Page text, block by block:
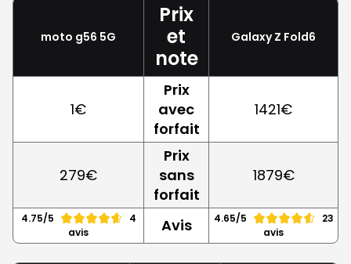
moto g56 5G
Prix
et
note
Galaxy Z Fold6
1€
Prix
avec
forfait
1421€
279€
Prix
sans
forfait
1879€
4.75/5
4
avis
Avis 4.65/5
23
avis